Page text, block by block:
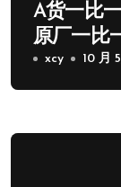
A货一比
原厂一比
xcy 10 月